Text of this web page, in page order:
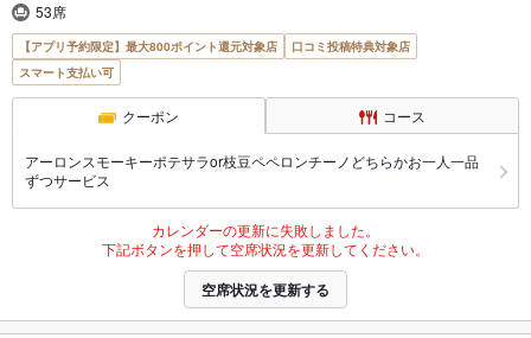
53席
【アプリ予約限定】最大800ポイント還元対象店
口コミ投稿特典対象店
スマート支払い可
クーポン コース
アーロンスモーキーポテサラor枝豆ペペロンチーノどちらかお一人一品
ずつサービス
カレンダーの更新に失敗しました。
下記ボタンを押して空席状況を更新してください。
空席状況を更新する